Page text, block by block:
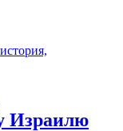
Израилю